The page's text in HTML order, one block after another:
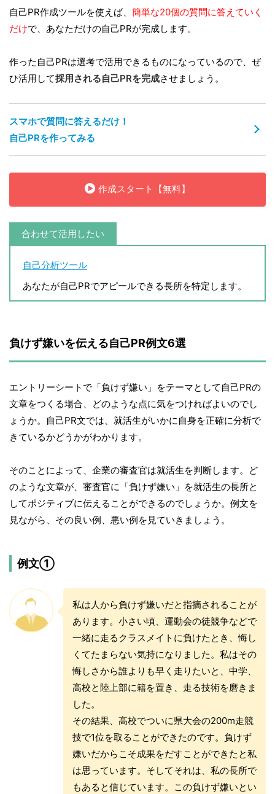
自己PR作成ツールを使えば、 簡単な20個の質問に答えていく
だけで、あなただけの自己PRが完成します。
作った自己PRは選考で活用できるものになっているので、ぜ
ひ活用して採用される自己PRを完成させましょう。
スマホで質問に答えるだけ！
自己PRを作ってみる
作成スタート【無料】
合わせて活用したい
自己分析ツール
あなたが自己PRでアピールできる長所を特定します。
負けず嫌いを伝える自己PR例文6選
エントリーシートで「負けず嫌い」をテーマとして自己PRの
文章をつくる場合、どのような点に気をつければよいのでし
ょうか。自己PR文では、就活生がいかに自身を正確に分析で
きているかどうかがわかります。
そのことによって、企業の審査官は就活生を判断します。ど
のような文章が、審査官に「負けず嫌い」を就活生の長所と
してポジティブに伝えることができるのでしょうか。例文を
見ながら、その良い例、悪い例を見ていきましょう。
例文①
私は人から負けず嫌いだと指摘されることが
あります。小さい頃、運動会の徒競争などで
一緒に走るクラスメイトに負けたとき、悔し
くてたまらない気持になりました。私はその
悔しさから誰よりも早く走りたいと、中学、
高校と陸上部に籍を置き、走る技術を磨きま
した。
その結果、高校でついに県大会の200m走競
技で1位を取ることができたのです。負けず
嫌いだからこそ成果をだすことができたと私
は思っています。そしてそれは、私の長所で
もあると信じています。この負けず嫌いとい